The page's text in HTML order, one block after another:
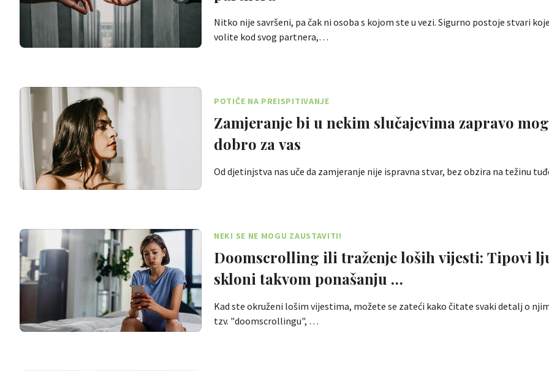
Nitko nije savršeni, pa čak ni osoba s kojom ste u vezi. Sigurno postoje stvari
volite kod svog partnera,…
POTIČE NA PREISPITIVANJE
Zamjeranje bi u nekim slučajevima zapravo
dobro za vas
Od djetinjstva nas uče da zamjeranje nije ispravna stvar, bez obzira na težinu
NEKI SE NE MOGU ZAUSTAVITI!
Doomscrolling ili traženje loših vijesti: Tipovi
skloni takvom ponašanju …
Kad ste okruženi lošim vijestima, možete se zateći kako čitate svaki detalj o
tzv. "doomscrollingu", …